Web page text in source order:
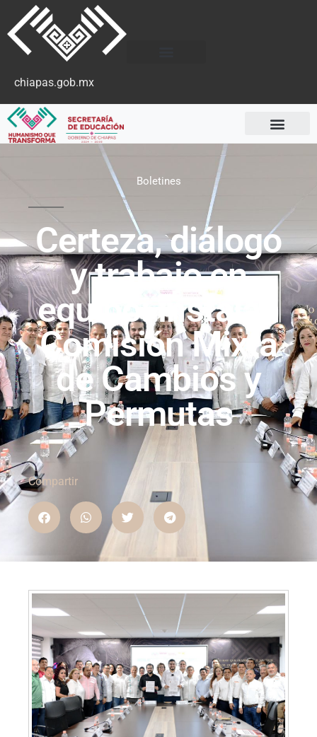
chiapas.gob.mx
Boletines
Certeza, diálogo
y trabajo en
equipo: instalan
Comisión Mixta
de Cambios y
Permutas
Compartir